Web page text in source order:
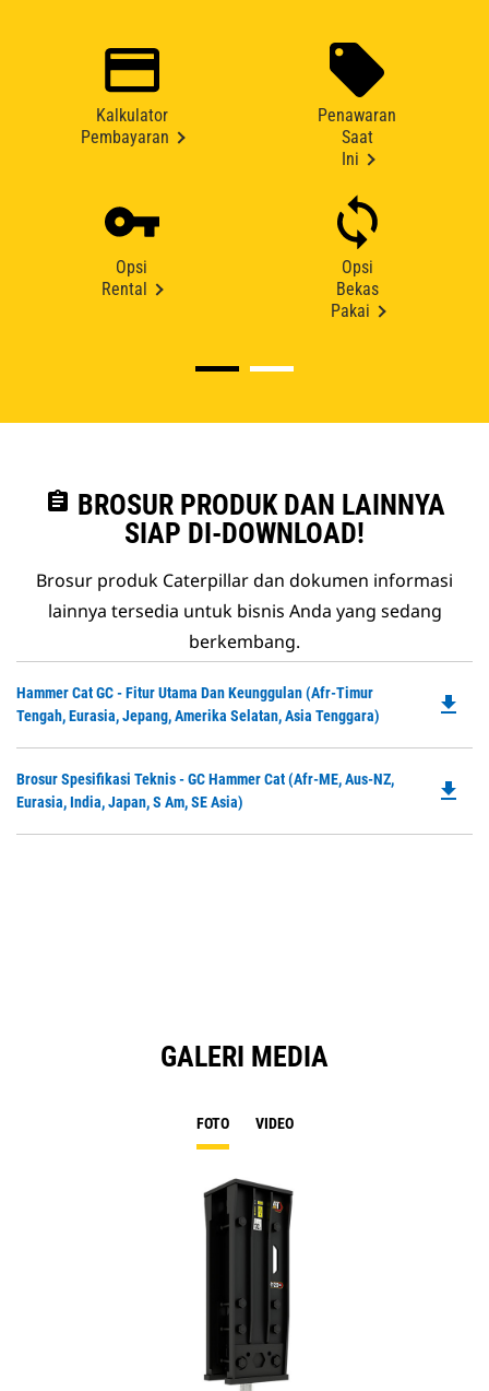
Kalkulator
Pembayaran
Penawaran
Saat
Ini
Opsi
Rental
Opsi
Bekas
Pakai
assignment BROSUR PRODUK DAN LAINNYA
SIAP DI-DOWNLOAD!
Brosur produk Caterpillar dan dokumen informasi
lainnya tersedia untuk bisnis Anda yang sedang
berkembang.
Hammer Cat GC - Fitur Utama Dan Keunggulan (Afr-Timur
Tengah, Eurasia, Jepang, Amerika Selatan, Asia Tenggara)
file_download
Brosur Spesifikasi Teknis - GC Hammer Cat (Afr-ME, Aus-NZ,
Eurasia, India, Japan, S Am, SE Asia)
file_download
GALERI MEDIA
FOTO VIDEO